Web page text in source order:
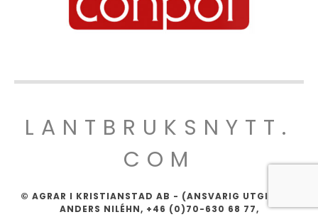
LANTBRUKSNYTT.
COM
© AGRAR I KRISTIANSTAD AB - (ANSVARIG UTGIVARE:
ANDERS NILÉHN, +46 (0)70-630 68 77,